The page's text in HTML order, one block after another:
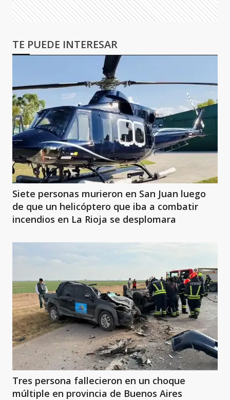
TE PUEDE INTERESAR
Siete personas murieron en San Juan luego
de que un helicóptero que iba a combatir
incendios en La Rioja se desplomara
Tres persona fallecieron en un choque
múltiple en provincia de Buenos Aires